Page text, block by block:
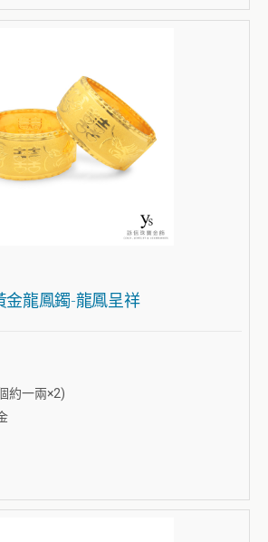
金龍鳳鐲-龍鳳呈祥
約一兩×2)